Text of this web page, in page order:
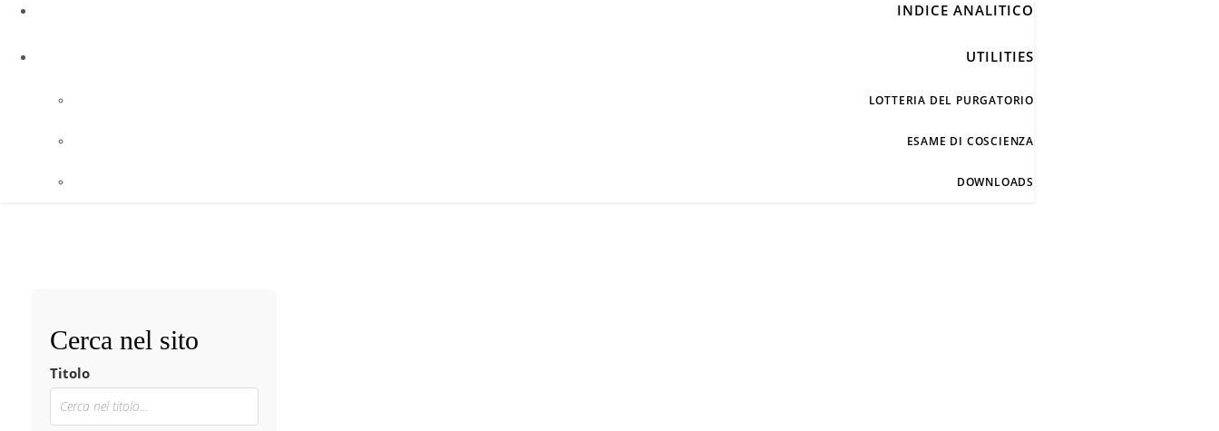
INDICE ANALITICO
UTILITIES
LOTTERIA DEL PURGATORIO
ESAME DI COSCIENZA
DOWNLOADS
Cerca nel sito
Titolo